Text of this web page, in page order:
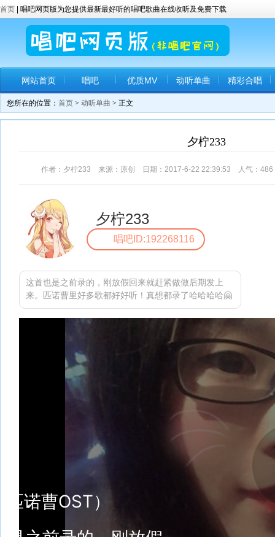
首页 | 唱吧网页版为您提供最新最好听的唱吧歌曲在线收听及免费下载
网站首页 唱吧 优质MV 动听单曲 精彩合唱
您所在的位置： 首页 > 动听单曲 > 正文
夕柠233
作者：夕柠233 来源：原创 日期：2017-6-22 22:39:53 人气： 486
夕柠233
唱吧ID:192268116
这首也是之前录的，刚放假回来就赶紧做做后期发上
来。匹诺曹里好多歌都好好听！真想都录了哈哈哈哈🤗